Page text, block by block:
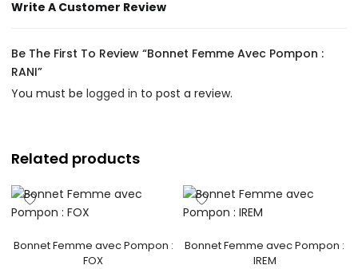
Write A Customer Review
Be The First To Review “Bonnet Femme Avec Pompon :
RANI”
You must belogged in to post a review.
Related products
Bonnet Femme avec Pompon :
FOX
Bonnet Femme avec Pompon :
IREM